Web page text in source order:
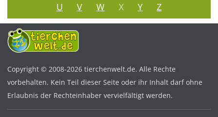
U
V W X Y Z
Copyright © 2008-2026 tierchenwelt.de. Alle Rechte
vorbehalten. Kein Teil dieser Seite oder ihr Inhalt darf ohne
Erlaubnis der Rechteinhaber vervielfältigt werden.